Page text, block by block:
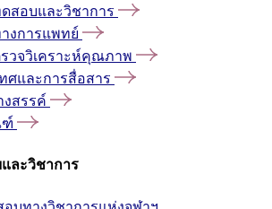
สอบและวิชาการ
งการแพทย์
วจวิเคราะห์คุณภาพ
ศและการสื่อสาร
สรรค์
ละวิชาการ